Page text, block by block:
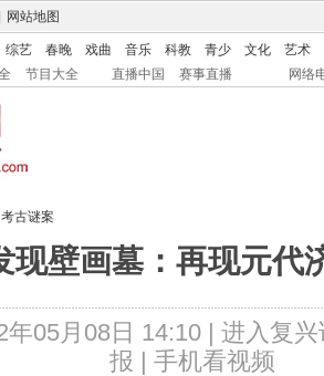
网站地图
综艺 春晚 戏曲 音乐 科教 青少 文化
艺术
节目大全 直播中国 赛事直播 网络
考古谜案
现壁画墓：再现元代
05月08日 14:10 | 进入复兴
报 | 手机看视频